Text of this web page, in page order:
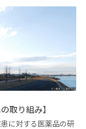
取り組み】
に対する医薬品の研